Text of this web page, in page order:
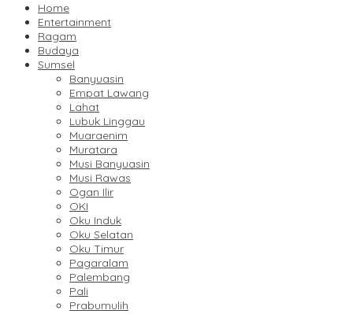
Home
Entertainment
Ragam
Budaya
Sumsel
Banyuasin
Empat Lawang
Lahat
Lubuk Linggau
Muaraenim
Muratara
Musi Banyuasin
Musi Rawas
Ogan Ilir
OKI
Oku Induk
Oku Selatan
Oku Timur
Pagaralam
Palembang
Pali
Prabumulih